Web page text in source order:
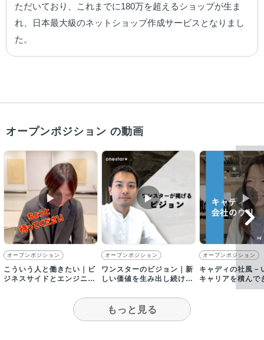
ただいており、これまでに180万を超えるショップが生ま
れ、日本最大級のネットショップ作成サービスとなりまし
た。
オープンポジション の動画
▶︎
オープンポジション
こういう人と働きたい｜ビ
ジネスサイドとエンジニア
▶︎
オープンポジション
ワンスターのビジョン｜新
しい価値を生み出し続け、
▶︎
オープンポジション
キャディの社風－
キャリアを積んで
がミッションに向
もっと見る